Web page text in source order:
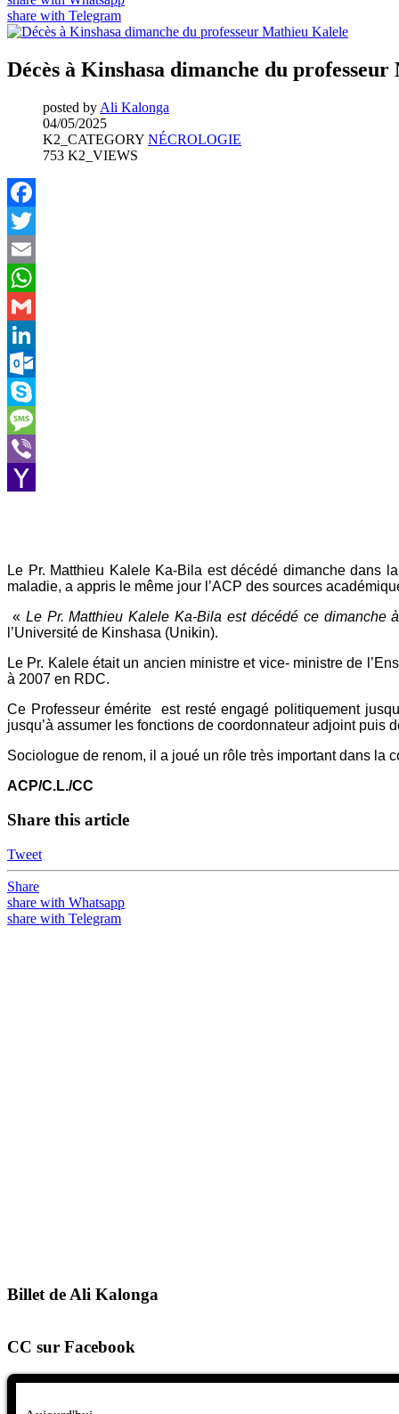
share with Telegram
Décès à Kinshasa dimanche du
posted by Ali Kalonga
04/05/2025
K2_CATEGORY NÉCROLOGIE
753 K2_VIEWS
Facebook
Twitter
Email
WhatsApp
Gmail
LinkedIn
Outlook.com
Skype
Message
Viber
Le Pr. Matthieu Kalele Ka-Bila est décédé dimanche dans
maladie, a appris le même jour l’ACP des sources
« Le Pr. Matthieu Kalele Ka-Bila est décédé ce dimanche
l’Université de Kinshasa (Unikin).
Le Pr. Kalele était un ancien ministre et vice- ministre de
à 2007 en RDC.
Ce Professeur émérite est resté engagé politiquement
jusqu’à assumer les fonctions de coordonnateur adjoint
Sociologue de renom, il a joué un rôle très important dans
ACP/C.L./CC
Share this article
Tweet
Share
share with Whatsapp
share with Telegram
Billet de Ali Kalonga
CC sur Facebook